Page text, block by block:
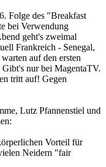
Folge des "Breakfast
bei Verwendung
geht's zweimal
Frankreich - Senegal,
auf den ersten
nur bei MagentaTV.
tritt auf! Gegen
Lutz Pfannenstiel und
Vorteil für
Neidern "fair